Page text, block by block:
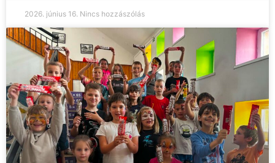
2026. június 16. Nincs hozzászólás